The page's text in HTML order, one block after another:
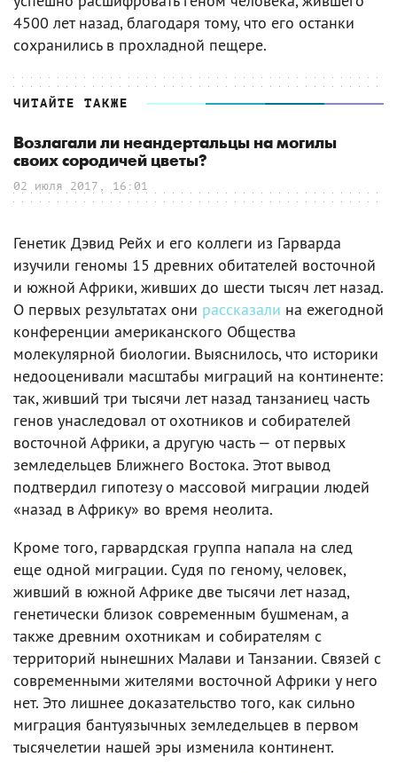
4500 лет назад, благодаря тому, что его останки
сохранились в прохладной пещере.
ЧИТАЙТЕ ТАКЖЕ
Возлагали ли неандертальцы на могилы
своих сородичей цветы?
02 июля 2017, 16:01
Генетик Дэвид Рейх и его коллеги из Гарварда
изучили геномы 15 древних обитателей восточной
и южной Африки, живших до шести тысяч лет назад.
О первых результатах они рассказали на ежегодной
конференции американского Общества
молекулярной биологии. Выяснилось, что историки
недооценивали масштабы миграций на континенте:
так, живший три тысячи лет назад танзаниец часть
генов унаследовал от охотников и собирателей
восточной Африки, а другую часть — от первых
земледельцев Ближнего Востока. Этот вывод
подтвердил гипотезу о массовой миграции людей
«назад в Африку» во время неолита.
Кроме того, гарвардская группа напала на след
еще одной миграции. Судя по геному, человек,
живший в южной Африке две тысячи лет назад,
генетически близок современным бушменам, а
также древним охотникам и собирателям с
территорий нынешних Малави и Танзании. Связей с
современными жителями восточной Африки у него
нет. Это лишнее доказательство того, как сильно
миграция бантуязычных земледельцев в первом
тысячелетии нашей эры изменила континент.